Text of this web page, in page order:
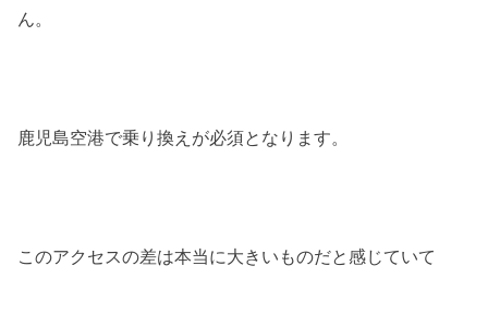
ん。
鹿児島空港で乗り換えが必須となります。
このアクセスの差は本当に大きいものだと感じていて